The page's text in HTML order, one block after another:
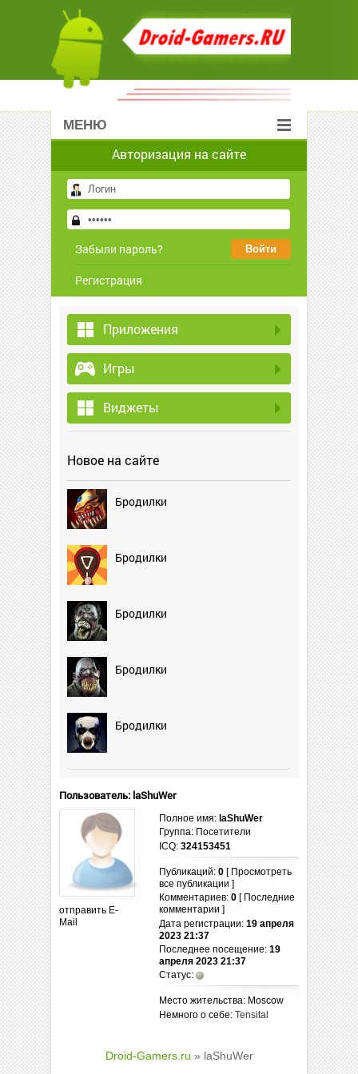
МЕНЮ
Авторизация на сайте
Забыли пароль?
Регистрация
Приложения
Игры
Виджеты
Новое на сайте
Бродилки
Бродилки
Бродилки
Бродилки
Бродилки
Пользователь: laShuWer
отправить E-
Mail
Полное имя: laShuWer
Группа: Посетители
ICQ: 324153451
Публикаций: 0 [ Просмотреть
все публикации ]
Комментариев: 0 [ Последние
комментарии ]
Дата регистрации: 19 апреля
2023 21:37
Последнее посещение: 19
апреля 2023 21:37
Статус:
Место жительства: Moscow
Немного о себе: Tensital
Droid-Gamers.ru » laShuWer